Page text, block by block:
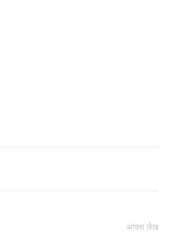
अगला लेख